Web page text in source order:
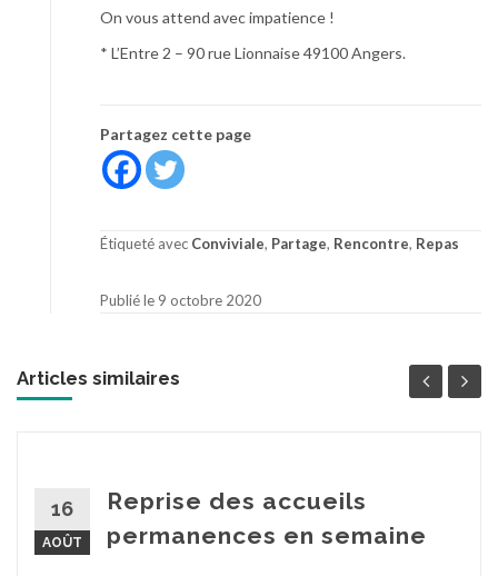
On vous attend avec impatience !
* L’Entre 2 – 90 rue Lionnaise 49100 Angers.
Partagez cette page
Étiqueté avec Conviviale, Partage, Rencontre, Repas
Publié le 9 octobre 2020
Articles similaires
16
AOÛT
Reprise des accueils
permanences en semaine